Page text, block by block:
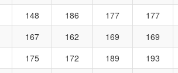
148 186 177 177
167 162 169 169
175 172 189 193